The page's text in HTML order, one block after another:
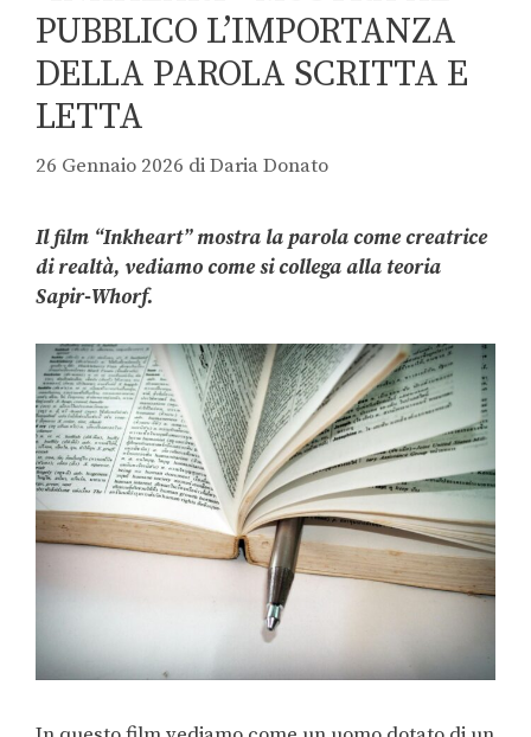
PUBBLICO L’IMPORTANZA
DELLA PAROLA SCRITTA E
LETTA
26 Gennaio 2026 diDaria Donato
Il film “Inkheart” mostra la parola come creatrice
di realtà, vediamo come si collega alla teoria
Sapir-Whorf.